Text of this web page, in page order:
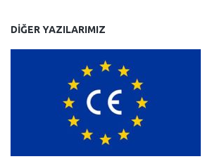
DIĞER YAZILARIMIZ